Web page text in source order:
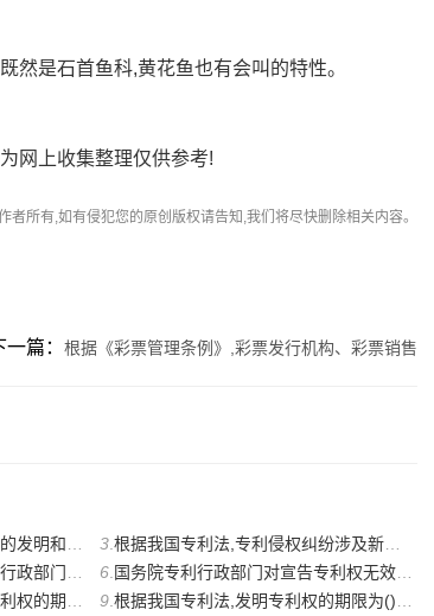
然是石首鱼科,黄花鱼也有会叫的特性。
网上收集整理仅供参考!
者所有,如有侵犯您的原创版权请告知,我们将尽快删除相关内容。
一篇： 根据《彩票管理条例》,彩票发行机构、彩票销售
性、创造性和()。 3. 根据我国专利法,专利侵权纠纷涉及新产品制造方法的发明专利的, ()应当提供其产品制造
如果申请文件是邮 6. 国务院专利行政部门对宣告专利权无效的请求应当及时审查和作出决定,并通知请求人和专
请日起计算。 9. 根据我国专利法,发明专利权的期限为() ,自申请日起计算。